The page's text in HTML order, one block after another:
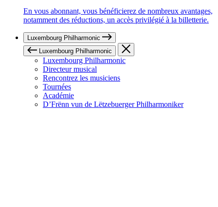
En vous abonnant, vous bénéficierez de nombreux avantages,
notamment des réductions, un accès privilégié à la billetterie.
Luxembourg Philharmonic
Luxembourg Philharmonic
Luxembourg Philharmonic
Directeur musical
Rencontrez les musiciens
Tournées
Académie
D’Frënn vun de Lëtzebuerger Philharmoniker